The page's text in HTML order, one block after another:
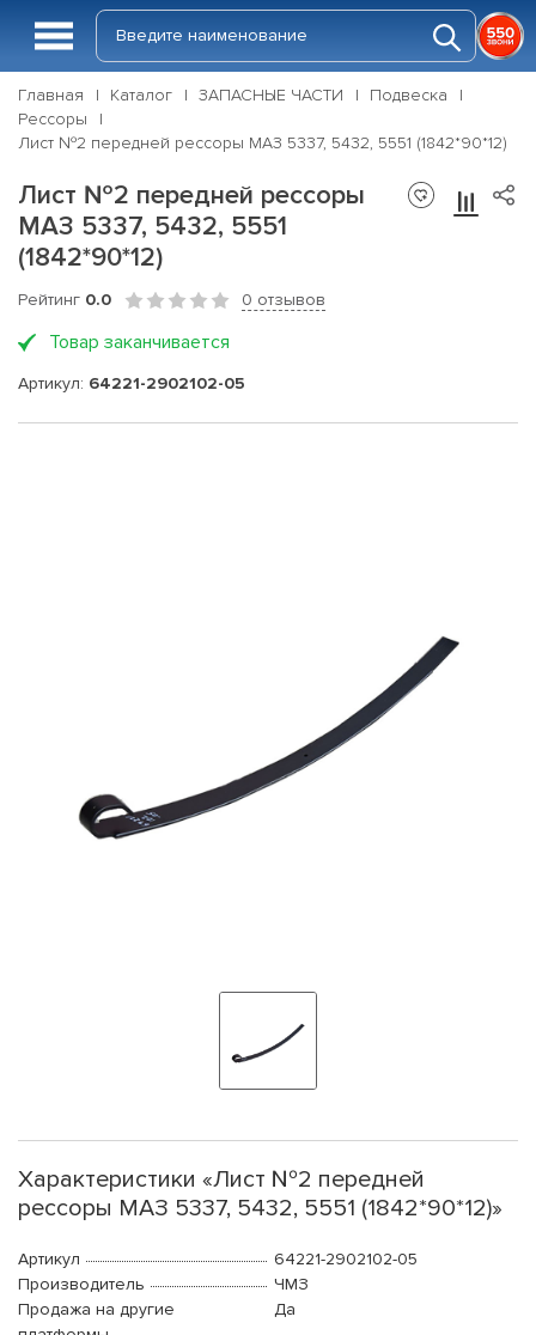
Главная Каталог ЗАПАСНЫЕ ЧАСТИ
Подвеска
Рессоры
Лист №2 передней рессоры МАЗ 5337, 5432, 5551 (1842*90*12)
Лист №2 передней рессоры
МАЗ 5337, 5432, 5551
(1842*90*12)
Рейтинг 0.0 0 отзывов
Товар заканчивается
Артикул: 64221-2902102-05
Характеристики «Лист №2 передней
рессоры МАЗ 5337, 5432, 5551 (1842*90*12)»
Артикул
64221-2902102-05
Производитель
ЧМЗ
Продажа на другие
Да